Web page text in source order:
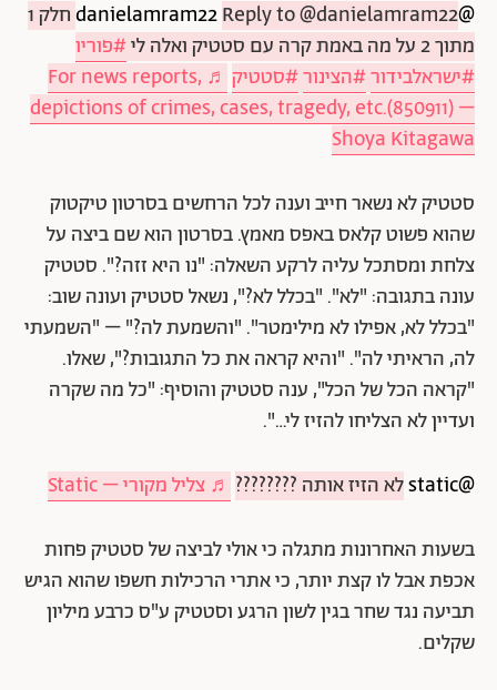
@danielamram22
Reply to @danielamram22 חלק 1
מתוך 2 על מה באמת קרה עם סטטיק ואלה לי
#פוריו
#ישראלבידור#הצינור#סטטיק
♬ For news reports,
depictions of crimes, cases, tragedy, etc.(850911) –
Shoya Kitagawa
סטטיק לא נשאר חייב וענה לכל הרחשים בסרטון טיקטוק
שהוא פשוט קלאס באפס מאמץ. בסרטון הוא שם ביצה על
צלחת ומסתכל עליה לרקע השאלה: "נו היא זזה?". סטטיק
עונה בתגובה: "לא". "בכלל לא?", נשאל סטטיק ועונה שוב:
"בכלל לא, אפילו לא מילימטר". "והשמעת לה?" – "השמעתי
לה, הראיתי לה". "והיא קראה את כל התגובות?", שאלו.
"קראה הכל של הכל", ענה סטטיק והוסיף: "כל מה שקרה
ועדיין לא הצליחו להזיז לי…".
@static לא הזיז אותה ???????? ♬ צליל מקורי – Static
בשעות האחרונות מתגלה כי אולי לביצה של סטטיק פחות
אכפת אבל לו קצת יותר, כי אתרי הרכילות חשפו שהוא הגיש
תביעה נגד שחר בגין לשון הרגע וסטטיק ע"ס כרבע מיליון
שקלים.